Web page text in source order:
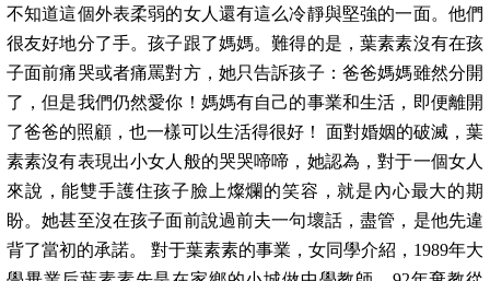
不知道這個外表柔弱的女人還有這么冷靜與堅強的一面。他們
很友好地分了手。孩子跟了媽媽。難得的是，葉素素沒有在孩
子面前痛哭或者痛罵對方，她只告訴孩子：爸爸媽媽雖然分開
了，但是我們仍然愛你！媽媽有自己的事業和生活，即便離開
了爸爸的照顧，也一樣可以生活得很好！ 面對婚姻的破滅，葉
素素沒有表現出小女人般的哭哭啼啼，她認為，對于一個女人
來說，能雙手護住孩子臉上燦爛的笑容，就是內心最大的期
盼。她甚至沒在孩子面前說過前夫一句壞話，盡管，是他先違
背了當初的承諾。 對于葉素素的事業，女同學介紹，1989年大